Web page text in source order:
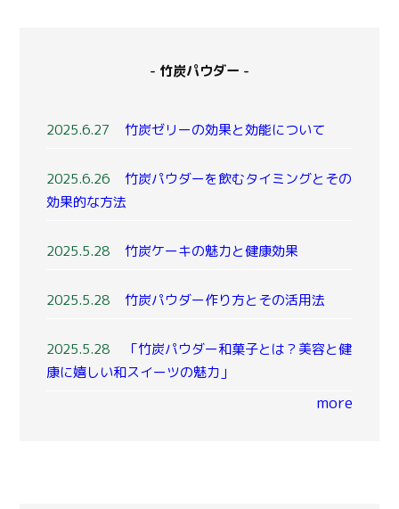
- 竹炭パウダー -
2025.6.27 竹炭ゼリーの効果と効能について
2025.6.26
竹炭パウダーを飲むタイミングとその
効果的な方法
2025.5.28 竹炭ケーキの魅力と健康効果
2025.5.28 竹炭パウダー作り方とその活用法
2025.5.28
「竹炭パウダー和菓子とは？美容と健
康に嬉しい和スイーツの魅力」
more